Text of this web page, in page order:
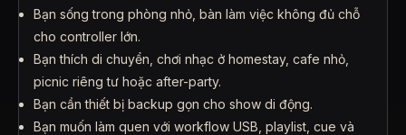
Bạn sống trong phòng nhỏ, bàn làm việc không đủ chỗ
cho controller lớn.
Bạn thích di chuyển, chơi nhạc ở homestay, cafe nhỏ,
picnic riêng tư hoặc after-party.
Bạn cần thiết bị backup gọn cho show di động.
Bạn muốn làm quen với workflow USB, playlist, cue và